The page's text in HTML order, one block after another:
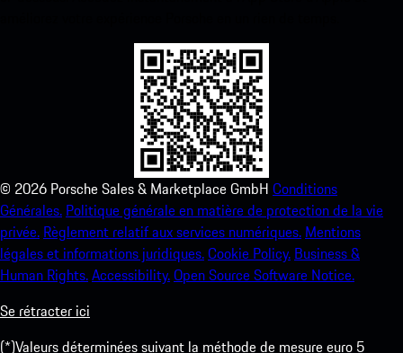
© 2026 Porsche Sales & Marketplace GmbH Conditions
Générales. Politique générale en matière de protection de la vie
privée. Règlement relatif aux services numériques. Mentions
légales et informations juridiques.Cookie Policy. Business &
Human Rights.Accessibility.Open Source Software Notice.
Se rétracter ici
(*)Valeurs déterminées suivant la méthode de mesure euro 5